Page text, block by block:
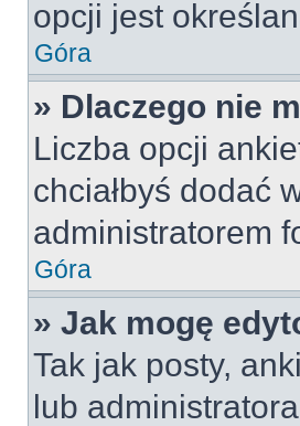
opcji jest
Góra
» Dlaczego nie
Liczba opcji
chciałbyś dodać
administratorem
Góra
» Jak mogę
Tak jak posty,
lub